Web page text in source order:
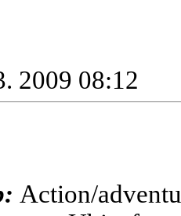
2009 08:12
Action/